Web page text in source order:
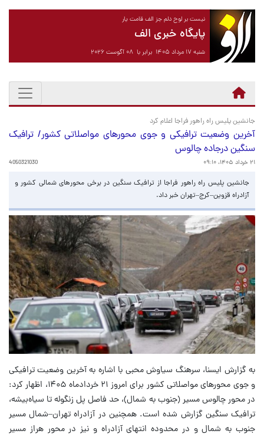
نیست بر لوح دلم جز الف قامت یار
پایگاه خبری الف
شنبه ۱۷ مرداد ۱۴۰۵ برابر با ۰۸ آگوست ۲۰۲۶
جانشین پلیس راه راهور فراجا اعلام کرد
آخرین وضعیت ترافیکی و جوی محورهای مواصلاتی کشور/ ترافیک
سنگین درجاده چالوس
۲۱ خرداد ۱۴۰۵، ۰۹:۱۰ 4050321030
جانشین پلیس راه راهور فراجا از ترافیک سنگین در برخی محورهای شمالی کشور و
آزادراه قزوین–کرج–تهران خبر داد.
به گزارش ایسنا، سرهنگ سیاوش محبی با اشاره به آخرین وضعیت ترافیکی
و جوی محورهای مواصلاتی کشور برای امروز ۲۱ خردادماه ۱۴۰۵، اظهار کرد:
در محور چالوس مسیر (جنوب به شمال)، حد فاصل پل زنگوله تا سیاه‌بیشه،
ترافیک سنگین گزارش شده است. همچنین در آزادراه تهران–شمال مسیر
جنوب به شمال و در محدوده انتهای آزادراه و نیز در محور هراز مسیر